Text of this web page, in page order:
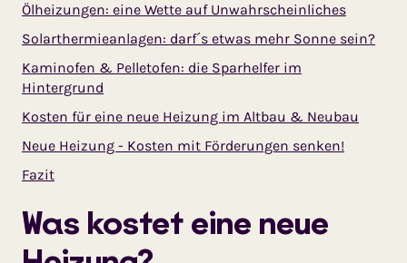
Ölheizungen: eine Wette auf Unwahrscheinliches
Solarthermieanlagen: darf´s etwas mehr Sonne sein?
Kaminofen & Pelletofen: die Sparhelfer im
Hintergrund
Kosten für eine neue Heizung im Altbau & Neubau
Neue Heizung - Kosten mit Förderungen senken!
Fazit
Was kostet eine neue